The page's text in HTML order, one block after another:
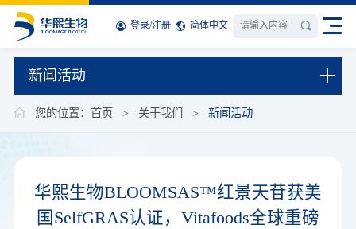
登录/注册 简体中文
新闻活动
您的位置：首页 > 关于我们 > 新闻活动
华熙生物BLOOMSAS™红景天苷获美
国SelfGRAS认证，Vitafoods全球重磅